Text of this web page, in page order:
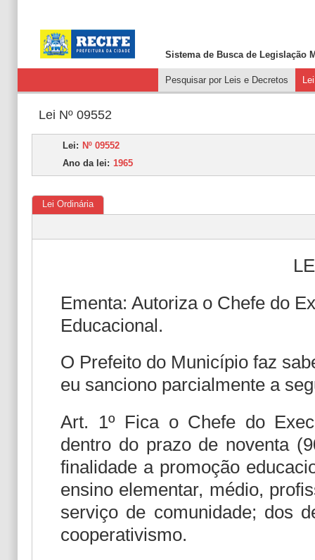
Sistema de Busca de Legislação
Pesquisar por Leis e Decretos
Lei Nº 09552
Lei: Nº 09552
Ano da lei: 1965
Lei Ordinária
Ementa: Autoriza o Chefe do
Educacional.
O Prefeito do Município faz
eu sanciono parcialmente a
Art. 1º Fica o Chefe do
dentro do prazo de noventa
finalidade a promoção
ensino elementar, médio,
serviço de comunidade; dos
cooperativismo.